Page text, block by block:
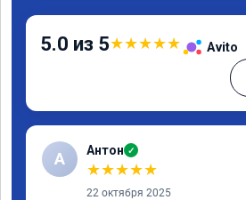
5.0 из 5★★★★★ Avito
А Антон ✓
★★★★★
22 октября 2025